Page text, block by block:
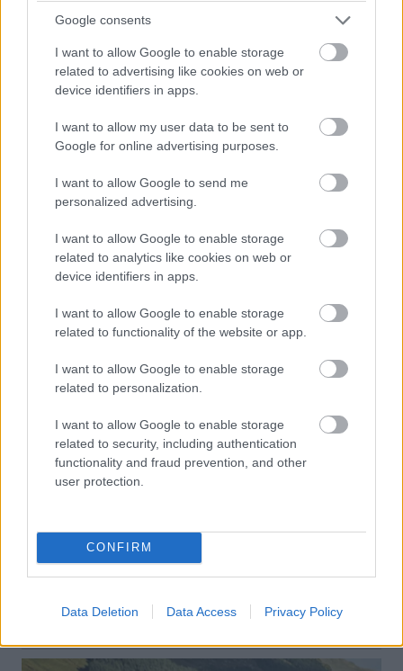
Google consents
I want to allow Google to enable storage
related to advertising like cookies on web or
device identifiers in apps.
I want to allow my user data to be sent to
Google for online advertising purposes.
I want to allow Google to send me
personalized advertising.
I want to allow Google to enable storage
related to analytics like cookies on web or
device identifiers in apps.
I want to allow Google to enable storage
related to functionality of the website or app.
I want to allow Google to enable storage
related to personalization.
I want to allow Google to enable storage
related to security, including authentication
functionality and fraud prevention, and other
user protection.
CONFIRM
Data Deletion Data Access Privacy Policy